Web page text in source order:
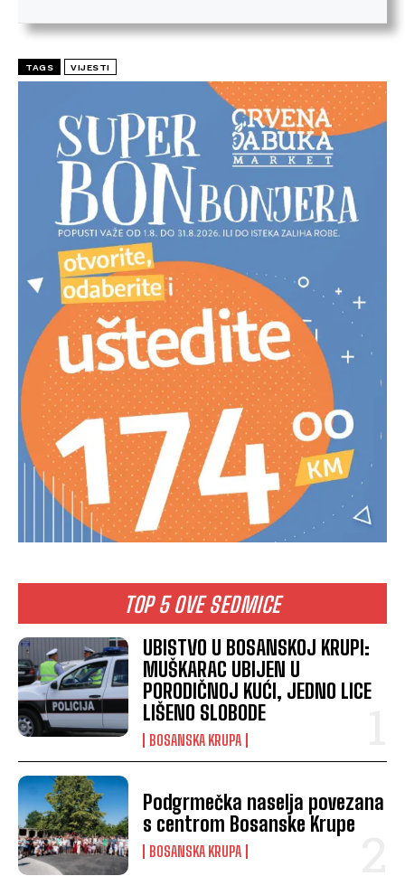
TOP 5 OVE SEDMICE
UBISTVO U BOSANSKOJ KRUPI:
MUŠKARAC UBIJEN U
PORODIČNOJ KUĆI, JEDNO LICE
LIŠENO SLOBODE
BOSANSKA KRUPA
Podgrmečka naselja povezana
s centrom Bosanske Krupe
BOSANSKA KRUPA
TAGS VIJESTI